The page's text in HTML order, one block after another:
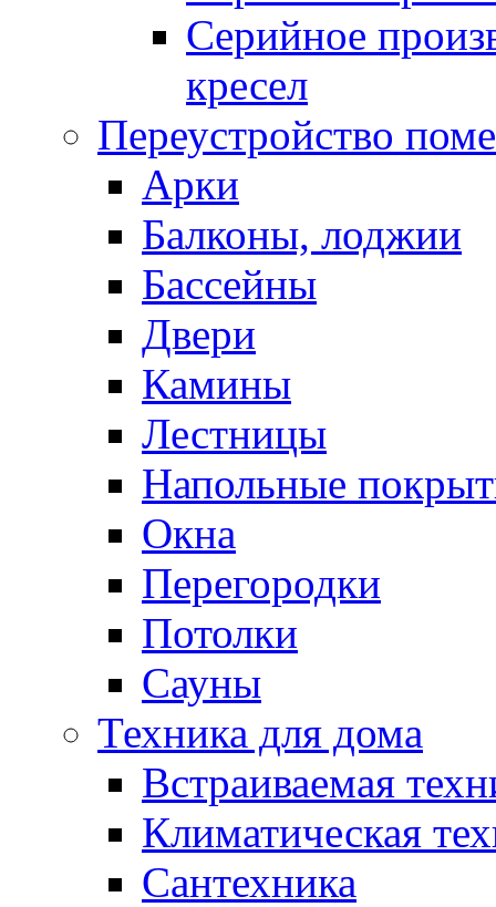
Серийное
кресел
Переустройство
Арки
Балконы, лоджии
Бассейны
Двери
Камины
Лестницы
Напольные
Окна
Перегородки
Потолки
Сауны
Техника для дома
Встраиваемая
Климатическая
Сантехника